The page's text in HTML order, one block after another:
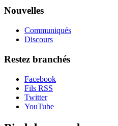
Nouvelles
Communiqués
Discours
Restez branchés
Facebook
Fils RSS
Twitter
YouTube